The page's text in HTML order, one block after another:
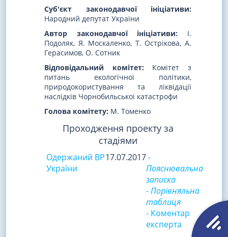
Суб'єкт законодавчої ініціативи:
Народний депутат України
Автор законодавчої ініціативи: І.
Подоляк, Я. Москаленко, Т. Острікова, А.
Герасимов, О. Сотник
Відповідальний комітет:Комітет з
питань екологічної політики,
природокористування та ліквідації
наслідків Чорнобильської катастрофи
Голова комітету: М. Томенко
Проходження проекту за
стадіями
Одержаний ВР
України
17.07.2017-
Пояснювальна
записка
- Порівняльна
таблиця
- Коментар
експерта